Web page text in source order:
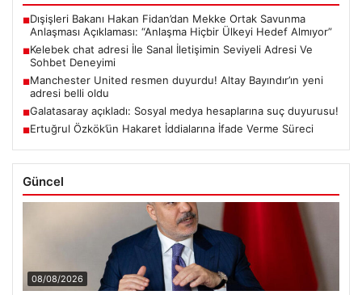
■Dışişleri Bakanı Hakan Fidan’dan Mekke Ortak Savunma
Anlaşması Açıklaması: “Anlaşma Hiçbir Ülkeyi Hedef Almıyor”
■Kelebek chat adresi İle Sanal İletişimin Seviyeli Adresi Ve
Sohbet Deneyimi
■Manchester United resmen duyurdu! Altay Bayındır’ın yeni
adresi belli oldu
■Galatasaray açıkladı: Sosyal medya hesaplarına suç duyurusu!
■Ertuğrul Özkök’ün Hakaret İddialarına İfade Verme Süreci
Güncel
08/08/2026